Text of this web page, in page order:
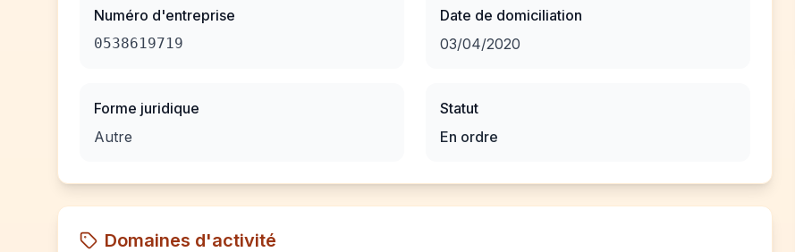
Numéro d'entreprise
0538619719
Forme juridique
Autre
Date de domiciliation
03/04/2020
Statut
En ordre
Domaines d'activité